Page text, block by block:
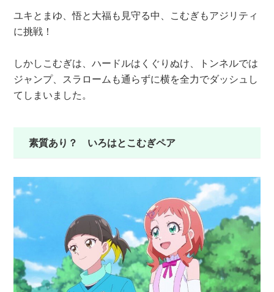
ユキとまゆ、悟と大福も見守る中、こむぎもアジリティ
に挑戦！
しかしこむぎは、ハードルはくぐりぬけ、トンネルでは
ジャンプ、スラロームも通らずに横を全力でダッシュし
てしまいました。
素質あり？ いろはとこむぎペア